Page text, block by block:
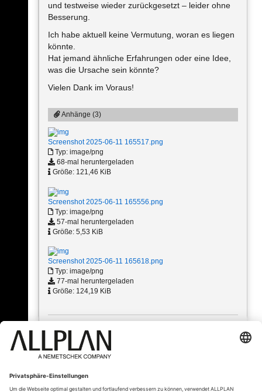
und testweise wieder zurückgesetzt – leider ohne
Besserung.
Ich habe aktuell keine Vermutung, woran es liegen
könnte.
Hat jemand ähnliche Erfahrungen oder eine Idee,
was die Ursache sein könnte?
Vielen Dank im Voraus!
Anhänge (3)
Screenshot 2025-06-11 165517.png
Typ: image/png
68-mal heruntergeladen
Größe: 121,46 KiB
Screenshot 2025-06-11 165556.png
Typ: image/png
57-mal heruntergeladen
Größe: 5,53 KiB
Screenshot 2025-06-11 165618.png
Typ: image/png
77-mal heruntergeladen
Größe: 124,19 KiB
« Zurück